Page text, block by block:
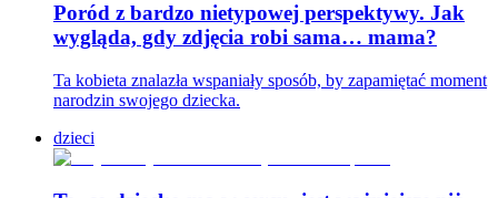
Poród z bardzo nietypowej perspektywy. Jak
wygląda, gdy zdjęcia robi sama… mama?
Ta kobieta znalazła wspaniały sposób, by zapamiętać moment
narodzin swojego dziecka.
dzieci